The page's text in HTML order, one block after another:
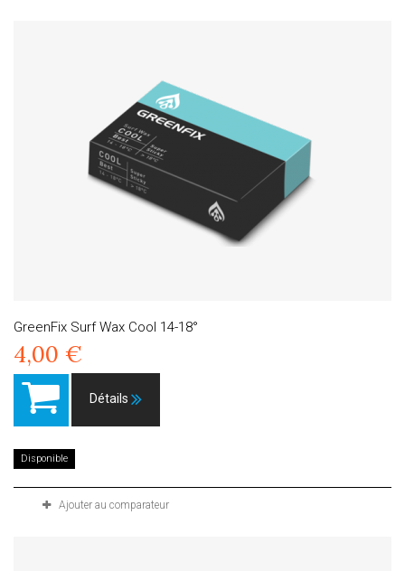
GreenFix Surf Wax Cool 14-18°
4,00 €
Détails
Disponible
Ajouter au comparateur